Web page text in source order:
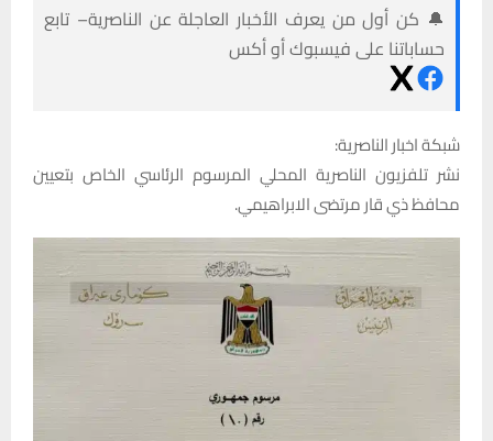
🔔 كن أول من يعرف الأخبار العاجلة عن الناصرية– تابع
حساباتنا على فيسبوك أو أكس
شبكة اخبار الناصرية:
نشر تلفزيون الناصرية المحلي المرسوم الرئاسي الخاص بتعيين
محافظ ذي قار مرتضى الابراهيمي.